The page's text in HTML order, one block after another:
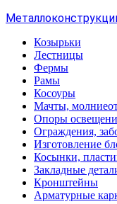
Козырьки
Лестницы
Фермы
Рамы
Косоуры
Мачты,
Опоры
Ограждения,
Изготовление
Косынки,
Закладные
Кронштейны
Арматурные